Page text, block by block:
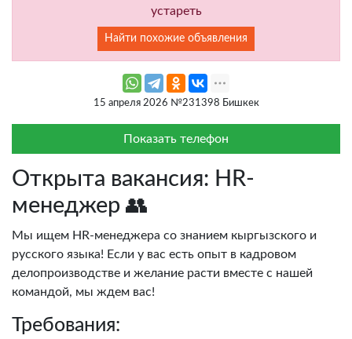
устареть
Найти похожие объявления
15 апреля 2026 №231398 Бишкек
Показать телефон
Открыта вакансия: HR-
менеджер 👥
Мы ищем HR-менеджера со знанием кыргызского и
русского языка! Если у вас есть опыт в кадровом
делопроизводстве и желание расти вместе с нашей
командой, мы ждем вас!
Требования: